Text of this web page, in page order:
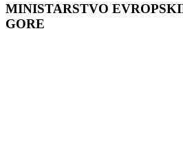
MINISTARSTVO
GORЕ